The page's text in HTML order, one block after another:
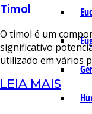
Timol
O timol é um
significativo
utilizado em vários
LEIA MAIS